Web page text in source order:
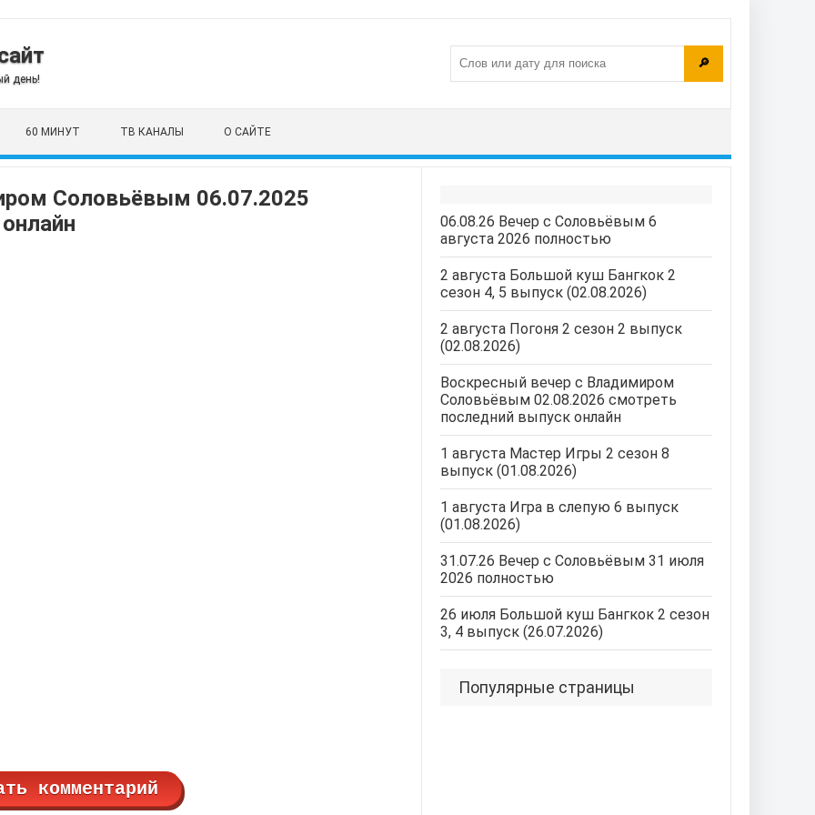
день!
🔎
60 МИНУТ ТВ КАНАЛЫ О САЙТЕ
Соловьёвым 06.07.2025
комментарий
06.08.26 Вечер с Соловьёвым 6
августа 2026 полностью
2 августа Большой куш Бангкок 2
сезон 4, 5 выпуск (02.08.2026)
2 августа Погоня 2 сезон 2 выпуск
(02.08.2026)
Воскресный вечер с Владимиром
Соловьёвым 02.08.2026 смотреть
последний выпуск онлайн
1 августа Мастер Игры 2 сезон 8
выпуск (01.08.2026)
1 августа Игра в слепую 6 выпуск
(01.08.2026)
31.07.26 Вечер с Соловьёвым 31 июля
2026 полностью
26 июля Большой куш Бангкок 2 сезон
3, 4 выпуск (26.07.2026)
Популярные страницы